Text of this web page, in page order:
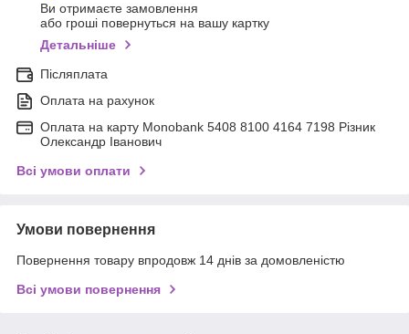
Ви отримаєте замовлення
або гроші повернуться на вашу картку
Детальніше
Післяплата
Оплата на рахунок
Оплата на карту Monobank 5408 8100 4164 7198 Різник
Олександр Іванович
Всі умови оплати
Умови повернення
Повернення товару впродовж 14 днів за домовленістю
Всі умови повернення